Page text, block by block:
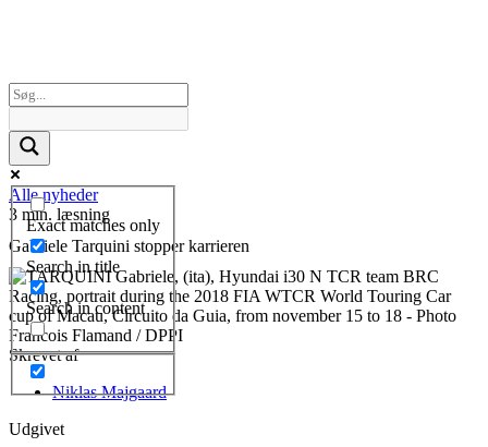
Exact matches only
Search in title
Search in content
Alle nyheder
3 min. læsning
Gabriele Tarquini stopper karrieren
Skrevet af
Niklas Majgaard
Udgivet